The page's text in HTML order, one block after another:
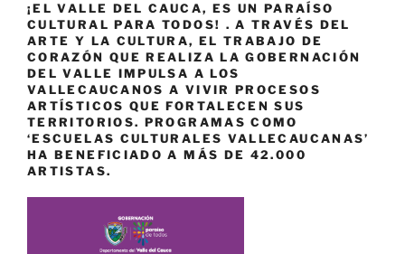
¡EL VALLE DEL CAUCA, ES UN PARAÍSO
CULTURAL PARA TODOS! . A TRAVÉS DEL
ARTE Y LA CULTURA, EL TRABAJO DE
CORAZÓN QUE REALIZA LA GOBERNACIÓN
DEL VALLE IMPULSA A LOS
VALLECAUCANOS A VIVIR PROCESOS
ARTÍSTICOS QUE FORTALECEN SUS
TERRITORIOS. PROGRAMAS COMO
‘ESCUELAS CULTURALES VALLECAUCANAS’
HA BENEFICIADO A MÁS DE 42.000
ARTISTAS.